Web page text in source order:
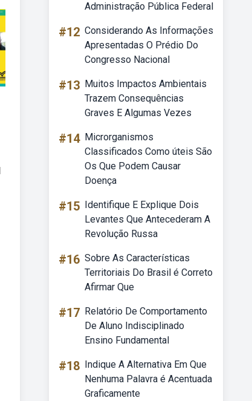
Administração Pública Federal
#12 Considerando As Informações
Apresentadas O Prédio Do
Congresso Nacional
#13 Muitos Impactos Ambientais
Trazem Consequências
Graves E Algumas Vezes
#14 Microrganismos
Classificados Como úteis São
Os Que Podem Causar
Doença
#15 Identifique E Explique Dois
Levantes Que Antecederam A
Revolução Russa
#16 Sobre As Características
Territoriais Do Brasil é Correto
Afirmar Que
#17 Relatório De Comportamento
De Aluno Indisciplinado
Ensino Fundamental
#18 Indique A Alternativa Em Que
Nenhuma Palavra é Acentuada
Graficamente